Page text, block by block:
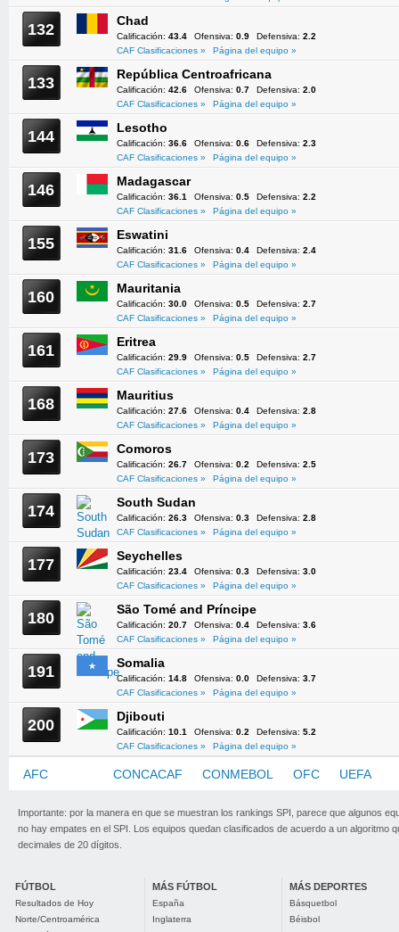
132 Chad
Calificación: 43.4 Ofensiva: 0.9 Defensiva: 2.2
CAF Clasificaciones »
Página del equipo »
133 República Centroafricana
Calificación: 42.6 Ofensiva: 0.7 Defensiva: 2.0
CAF Clasificaciones »
Página del equipo »
144 Lesotho
Calificación: 36.6 Ofensiva: 0.6 Defensiva: 2.3
CAF Clasificaciones »
Página del equipo »
146 Madagascar
Calificación: 36.1 Ofensiva: 0.5 Defensiva: 2.2
CAF Clasificaciones »
Página del equipo »
155 Eswatini
Calificación: 31.6 Ofensiva: 0.4 Defensiva: 2.4
CAF Clasificaciones »
Página del equipo »
160 Mauritania
Calificación: 30.0 Ofensiva: 0.5 Defensiva: 2.7
CAF Clasificaciones »
Página del equipo »
161 Eritrea
Calificación: 29.9 Ofensiva: 0.5 Defensiva: 2.7
CAF Clasificaciones »
Página del equipo »
168 Mauritius
Calificación: 27.6 Ofensiva: 0.4 Defensiva: 2.8
CAF Clasificaciones »
Página del equipo »
173 Comoros
Calificación: 26.7 Ofensiva: 0.2 Defensiva: 2.5
CAF Clasificaciones »
Página del equipo »
174 South Sudan
Calificación: 26.3 Ofensiva: 0.3 Defensiva: 2.8
CAF Clasificaciones »
Página del equipo »
177 Seychelles
Calificación: 23.4 Ofensiva: 0.3 Defensiva: 3.0
CAF Clasificaciones »
Página del equipo »
180 São Tomé and Príncipe
Calificación: 20.7 Ofensiva: 0.4 Defensiva: 3.6
CAF Clasificaciones »
Página del equipo »
191 Somalia
Calificación: 14.8 Ofensiva: 0.0 Defensiva: 3.7
CAF Clasificaciones »
Página del equipo »
200 Djibouti
Calificación: 10.1 Ofensiva: 0.2 Defensiva: 5.2
CAF Clasificaciones »
Página del equipo »
AFC CONCACAF CONMEBOL OFC UEFA
Importante: por la manera en que se muestran los rankings SPI, parece que algunos
no hay empates en el SPI. Los equipos quedan clasificados de acuerdo a un algoritmo
decimales de 20 dígitos.
FÚTBOL
Resultados de Hoy
Norte/Centroamérica
MÁS FÚTBOL
España
Inglaterra
MÁS DEPORTES
Básquetbol
Béisbol